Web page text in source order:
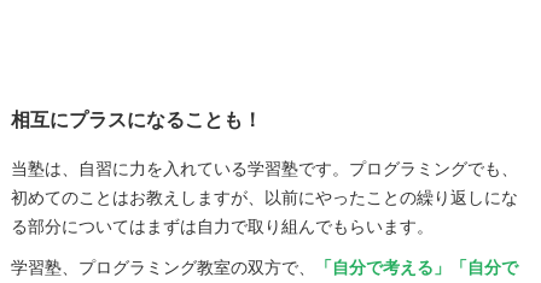
相互にプラスになることも！
当塾は、自習に力を入れている学習塾です。プログラミングでも、
初めてのことはお教えしますが、以前にやったことの繰り返しにな
る部分についてはまずは自力で取り組んでもらいます。
学習塾、プログラミング教室の双方で、
「自分で考える」「自分で